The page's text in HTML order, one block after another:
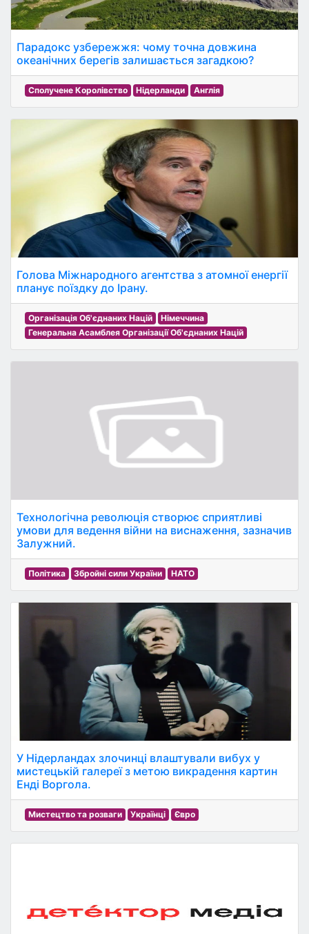
Парадокс узбережжя: чому точна довжина
океанічних берегів залишається загадкою?
Сполучене Королівство Нідерланди Англія
Голова Міжнародного агентства з атомної енергії
планує поїздку до Ірану.
Організація Об'єднаних Націй
Німеччина
Генеральна Асамблея Організації Об'єднаних Націй
Технологічна революція створює сприятливі
умови для ведення війни на виснаження, зазначив
Залужний.
Політика Збройні сили України НАТО
У Нідерландах злочинці влаштували вибух у
мистецькій галереї з метою викрадення картин
Енді Воргола.
Мистецтво та розваги Українці Євро